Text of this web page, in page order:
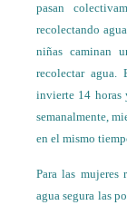
pasan
recolectando
niñas caminan
recolectar
invierte 14 horas
semanalmente,
en el mismo
Para las
agua segura las